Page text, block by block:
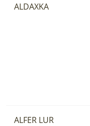
ALDAXKA
ALFER LUR